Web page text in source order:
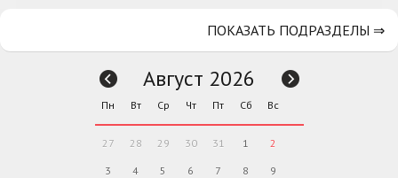
ПОКАЗАТЬ ПОДРАЗДЕЛЫ ⇒
Август 2026
Пн Вт Ср Чт Пт Сб Вс
27 28 29 30 31 1 2
3 4 5 6 7 8 9